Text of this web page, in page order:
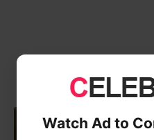
Watch Ad to